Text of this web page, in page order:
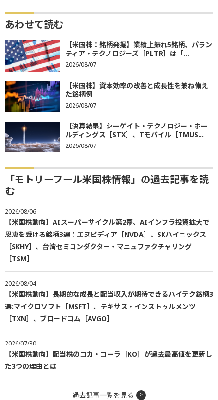
あわせて読む
【米国株：銘柄発掘】業績上振れ5銘柄、パラン
ティア・テクノロジーズ［PLTR］は「...
2026/08/07
【米国株】資本効率の改善と成長性を兼ね備え
た銘柄例
2026/08/07
【決算結果】シーゲイト・テクノロジー・ホー
ルディングス［STX］、Tモバイル［TMUS...
2026/08/07
「モトリーフール米国株情報」の過去記事を読
む
2026/08/06
【米国株動向】AIスーパーサイクル第2幕、AIインフラ投資拡大で
恩恵を受ける銘柄3選：エヌビディア［NVDA］、SKハイニックス
［SKHY］、台湾セミコンダクター・マニュファクチャリング
［TSM］
2026/08/04
【米国株動向】長期的な成長と配当収入が期待できるハイテク銘柄3
選:マイクロソフト［MSFT］、テキサス・インストゥルメンツ
［TXN］、ブロードコム［AVGO］
2026/07/30
【米国株動向】配当株のコカ・コーラ［KO］が過去最高値を更新し
た3つの理由とは
過去記事一覧を見る